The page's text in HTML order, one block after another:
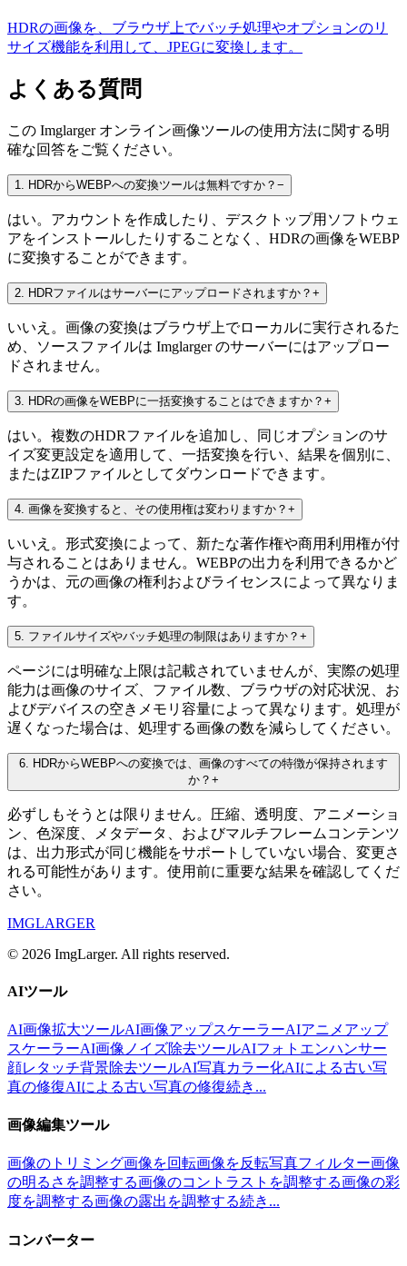
HDRの画像を、ブラウザ上でバッチ処理やオプションのリ
サイズ機能を利用して、JPEGに変換します。
よくある質問
この Imglarger オンライン画像ツールの使用方法に関する明
確な回答をご覧ください。
1. HDRからWEBPへの変換ツールは無料ですか？ −
はい。アカウントを作成したり、デスクトップ用ソフトウェ
アをインストールしたりすることなく、HDRの画像をWEBP
に変換することができます。
2. HDRファイルはサーバーにアップロードされますか？ +
いいえ。画像の変換はブラウザ上でローカルに実行されるた
め、ソースファイルは Imglarger のサーバーにはアップロー
ドされません。
3. HDRの画像をWEBPに一括変換することはできますか？ +
はい。複数のHDRファイルを追加し、同じオプションのサ
イズ変更設定を適用して、一括変換を行い、結果を個別に、
またはZIPファイルとしてダウンロードできます。
4. 画像を変換すると、その使用権は変わりますか？ +
いいえ。形式変換によって、新たな著作権や商用利用権が付
与されることはありません。WEBPの出力を利用できるかど
うかは、元の画像の権利およびライセンスによって異なりま
す。
5. ファイルサイズやバッチ処理の制限はありますか？ +
ページには明確な上限は記載されていませんが、実際の処理
能力は画像のサイズ、ファイル数、ブラウザの対応状況、お
よびデバイスの空きメモリ容量によって異なります。処理が
遅くなった場合は、処理する画像の数を減らしてください。
6. HDRからWEBPへの変換では、画像のすべての特徴が保持されます
か？ +
必ずしもそうとは限りません。圧縮、透明度、アニメーショ
ン、色深度、メタデータ、およびマルチフレームコンテンツ
は、出力形式が同じ機能をサポートしていない場合、変更さ
れる可能性があります。使用前に重要な結果を確認してくだ
さい。
IMGLARGER
© 2026 ImgLarger. All rights reserved.
AIツール
AI画像拡大ツールAI画像アップスケーラーAIアニメアップ
スケーラーAI画像ノイズ除去ツールAIフォトエンハンサー
顔レタッチ背景除去ツールAI写真カラー化AIによる古い写
真の修復AIによる古い写真の修復続き...
画像編集ツール
画像のトリミング画像を回転画像を反転写真フィルター画像
の明るさを調整する画像のコントラストを調整する画像の彩
度を調整する画像の露出を調整する続き...
コンバーター